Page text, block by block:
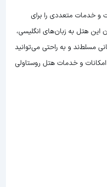
و خدمات متعددی را برای
این هتل به زبان‌های انگلیسی،
مسلط‌ند و به راحتی می‌توانید
امکانات و خدمات هتل روستاولی